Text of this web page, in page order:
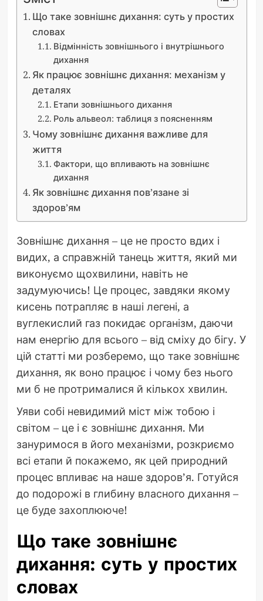
Що таке зовнішнє дихання: суть у простих
словах
Відмінність зовнішнього і внутрішнього
дихання
Як працює зовнішнє дихання: механізм у
деталях
Етапи зовнішнього дихання
Роль альвеол: таблиця з поясненням
Чому зовнішнє дихання важливе для
життя
Фактори, що впливають на зовнішнє
дихання
Як зовнішнє дихання пов’язане зі
здоров’ям
Зовнішнє дихання – це не просто вдих і
видих, а справжній танець життя, який ми
виконуємо щохвилини, навіть не
задумуючись! Це процес, завдяки якому
кисень потрапляє в наші легені, а
вуглекислий газ покидає організм, даючи
нам енергію для всього – від сміху до бігу. У
цій статті ми розберемо, що таке зовнішнє
дихання, як воно працює і чому без нього
ми б не протрималися й кількох хвилин.
Уяви собі невидимий міст між тобою і
світом – це і є зовнішнє дихання. Ми
зануримося в його механізми, розкриємо
всі етапи й покажемо, як цей природний
процес впливає на наше здоров’я. Готуйся
до подорожі в глибину власного дихання –
це буде захоплююче!
Що таке зовнішнє
дихання: суть у простих
словах